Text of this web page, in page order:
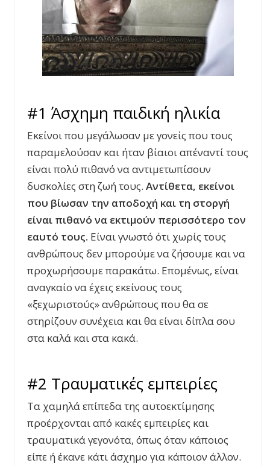
#1 Άσχημη παιδική ηλικία
Εκείνοι που μεγάλωσαν με γονείς που τους
παραμελούσαν και ήταν βίαιοι απέναντί τους
είναι πολύ πιθανό να αντιμετωπίσουν
δυσκολίες στη ζωή τους. Αντίθετα, εκείνοι
που βίωσαν την αποδοχή και τη στοργή
είναι πιθανό να εκτιμούν περισσότερο τον
εαυτό τους. Είναι γνωστό ότι χωρίς τους
ανθρώπους δεν μπορούμε να ζήσουμε και να
προχωρήσουμε παρακάτω. Επομένως, είναι
αναγκαίο να έχεις εκείνους τους
«ξεχωριστούς» ανθρώπους που θα σε
στηρίζουν συνέχεια και θα είναι δίπλα σου
στα καλά και στα κακά.
#2 Τραυματικές εμπειρίες
Τα χαμηλά επίπεδα της αυτοεκτίμησης
προέρχονται από κακές εμπειρίες και
τραυματικά γεγονότα, όπως όταν κάποιος
είπε ή έκανε κάτι άσχημο για κάποιον άλλον.